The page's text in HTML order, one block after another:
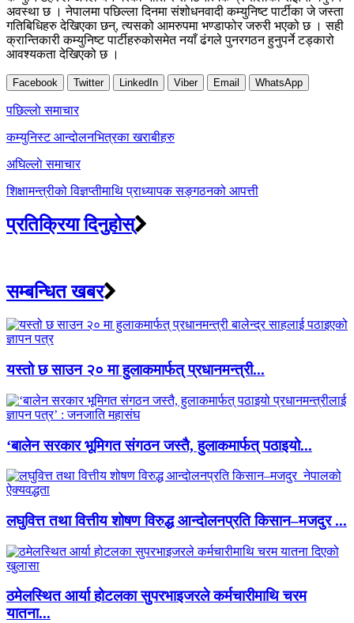
अवस्था छ । नेपालमा पछिल्ला दिनमा संशोधनवादी कम्युनिष्ट पार्टीका जे जस्ता
गतिबिधिहरु देखिएका छन्, त्यसको आमरुपमा भण्डाफोर जरुरी भएको छ । सही
क्रान्तिकारी कम्युनिष्ट पार्टीहरुकोसमेत नयाँ ढंगले पुनरगठन हुनुपर्ने टड्कारो
आवश्यकता देखिएको छ ।
Facebook Twitter LinkedIn Viber Email WhatsApp
Post
navigation
पछिल्लाे समाचार
कम्युनिस्ट आन्दोलनभित्रका खराबीहरु
अघिल्लाे समाचार
शिक्षामन्त्रीको विज्ञप्तीमाथि प्राध्यापक सङ्गठनको आपत्ती
प्रतिक्रिया दिनुहोस्
सम्बन्धित खबर
यस्तो छ साउन २० मा हुलाकमार्फत् प्रधानमन्त्री...
‘बालेन सरकार भूमिगत संगठन जस्तै, हुलाकमार्फत् पठाइयो...
लघुवित्त तथा वित्तीय शोषण विरुद्ध आन्दोलनप्रति किसान–मजदुर ...
ठमेलस्थित आर्या होटलका सुपरभाइजरले कर्मचारीमाथि चरम
यातना...